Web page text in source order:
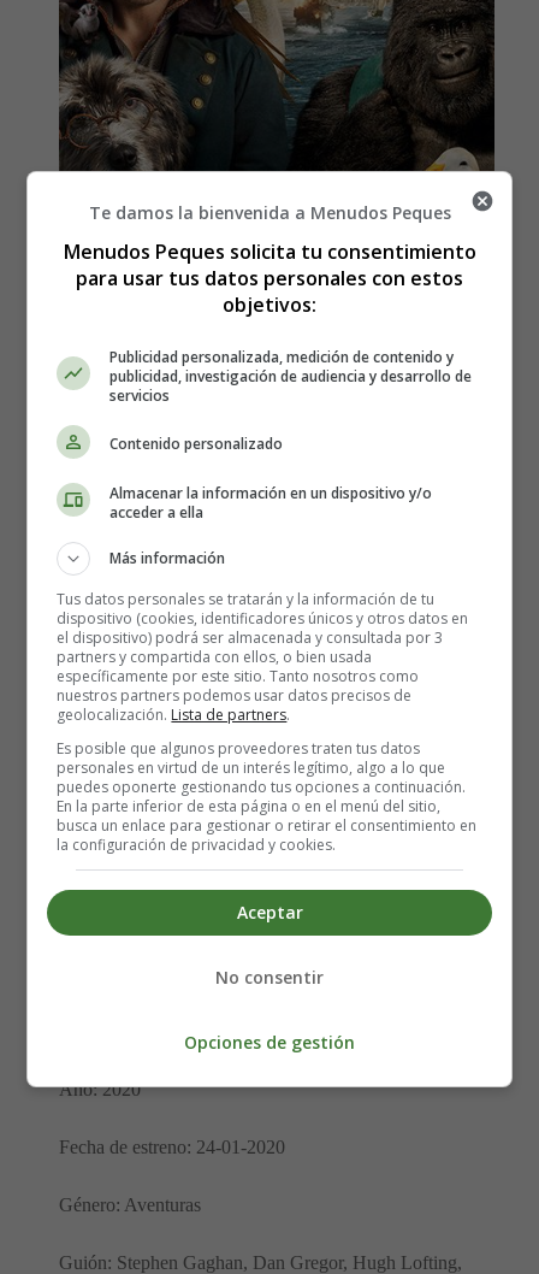
Estreno en España de la
película, Las aventuras del
doctor Dolittle - Sinopsis y
tráiler
Dirección: Stephen Gaghan.
Actores: Robert Downey Jr., Antonio Banderas, Michael
Nacionalidad: EE.UU.
Año: 2020
Fecha de estreno: 24-01-2020
Género: Aventuras
Guión: Stephen Gaghan, Dan Gregor, Hugh Lofting,
Te damos la bienvenida a Menudos Peques
Menudos Peques solicita tu consentimiento
para usar tus datos personales con estos
objetivos:
Publicidad personalizada, medición de contenido y
publicidad, investigación de audiencia y desarrollo de
servicios
Contenido personalizado
Almacenar la información en un dispositivo y/o
acceder a ella
Más información
Tus datos personales se tratarán y la información de tu
dispositivo (cookies, identificadores únicos y otros datos en
el dispositivo) podrá ser almacenada y consultada por 3
partners y compartida con ellos, o bien usada
específicamente por este sitio. Tanto nosotros como
nuestros partners podemos usar datos precisos de
geolocalización. Lista de partners.
Es posible que algunos proveedores traten tus datos
personales en virtud de un interés legítimo, algo a lo que
puedes oponerte gestionando tus opciones a continuación.
En la parte inferior de esta página o en el menú del sitio,
busca un enlace para gestionar o retirar el consentimiento en
la configuración de privacidad y cookies.
Aceptar
No consentir
Opciones de gestión